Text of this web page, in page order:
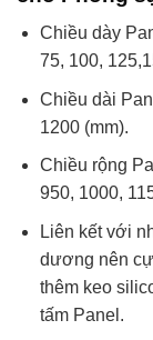
Chiều dày
75, 100,
Chiều dài
1200 (mm).
Chiều rộng
950, 1000,
Liên kết với
dương nên
thêm keo
tấm Panel.